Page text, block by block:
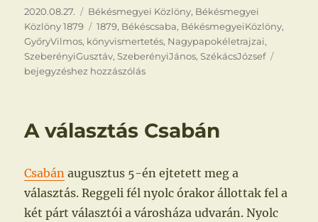
Közzétéve
2020.08.27. Kategória
Békésmegyei Közlöny, Békésmegyei
Közlöny 1879
Címke
1879, Békéscsaba, BékésmegyeiKözlöny,
GyőryVilmos, könyvismertetés, Nagypapokéletrajzai,
SzeberényiGusztáv,SzeberényiJános,SzékácsJózsef
bejegyzéshez hozzászólás
A választás Csabán
Csabán augusztus 5-én ejtetett meg a
választás. Reggeli fél nyolc órakor állottak fel a
két párt választói a városháza udvarán. Nyolc